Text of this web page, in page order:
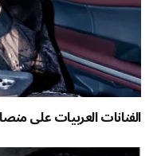
الفنانات العربيات على